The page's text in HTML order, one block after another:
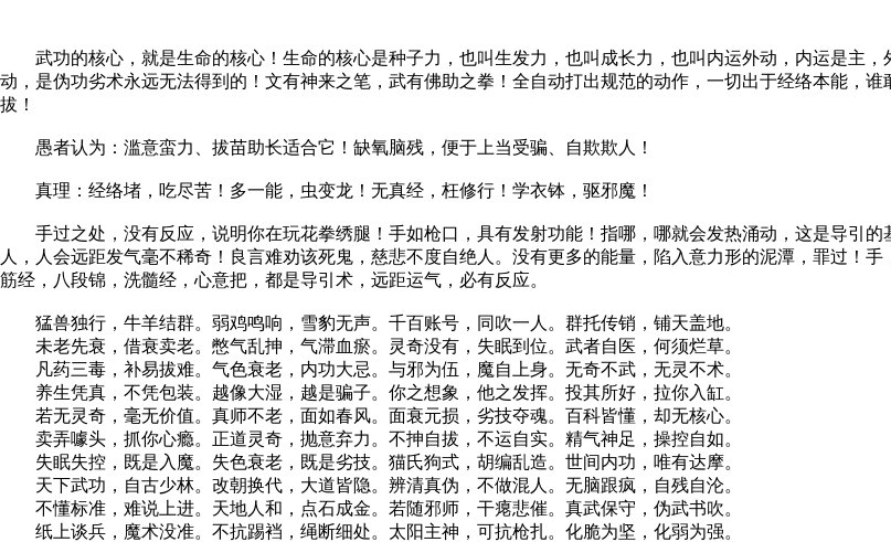
武功的核心，就是生命的核心！生命的核心是种子力，也叫生发力，也叫成长力，也叫内运外动，内运是主，
动，是伪功劣术永远无法得到的！文有神来之笔，武有佛助之拳！全自动打出规范的动作，一切出于经络本能，
拔！
愚者认为：滥意蛮力、拔苗助长适合它！缺氧脑残，便于上当受骗、自欺欺人！
真理：经络堵，吃尽苦！多一能，虫变龙！无真经，枉修行！学衣钵，驱邪魔！
手过之处，没有反应，说明你在玩花拳绣腿！手如枪口，具有发射功能！指哪，哪就会发热涌动，这是导引的
人，人会远距发气毫不稀奇！良言难劝该死鬼，慈悲不度自绝人。没有更多的能量，陷入意力形的泥潭，罪过！
筋经，八段锦，洗髓经，心意把，都是导引术，远距运气，必有反应。
猛兽独行，牛羊结群。弱鸡鸣响，雪豹无声。千百账号，同吹一人。群托传销，铺天盖地。
未老先衰，借衰卖老。憋气乱抻，气滞血瘀。灵奇没有，失眠到位。武者自医，何须烂草。
凡药三毒，补易拔难。气色衰老，内功大忌。与邪为伍，魔自上身。无奇不武，无灵不术。
养生凭真，不凭包装。越像大湿，越是骗子。你之想象，他之发挥。投其所好，拉你入缸。
若无灵奇，毫无价值。真师不老，面如春风。面衰元损，劣技夺魂。百科皆懂，却无核心。
卖弄噱头，抓你心瘾。正道灵奇，抛意弃力。不抻自拔，不运自实。精气神足，操控自如。
失眠失控，既是入魔。失色衰老，既是劣技。猫氏狗式，胡编乱造。世间内功，唯有达摩。
天下武功，自古少林。改朝换代，大道皆隐。辨清真伪，不做混人。无脑跟疯，自残自沦。
不懂标准，难说上进。天地人和，点石成金。若随邪师，干瘪悲催。真武保守，伪武书吹。
纸上谈兵，魔术没准。不抗踢裆，绳断细处。太阳主神，可抗枪扎。化脆为坚，化弱为强。